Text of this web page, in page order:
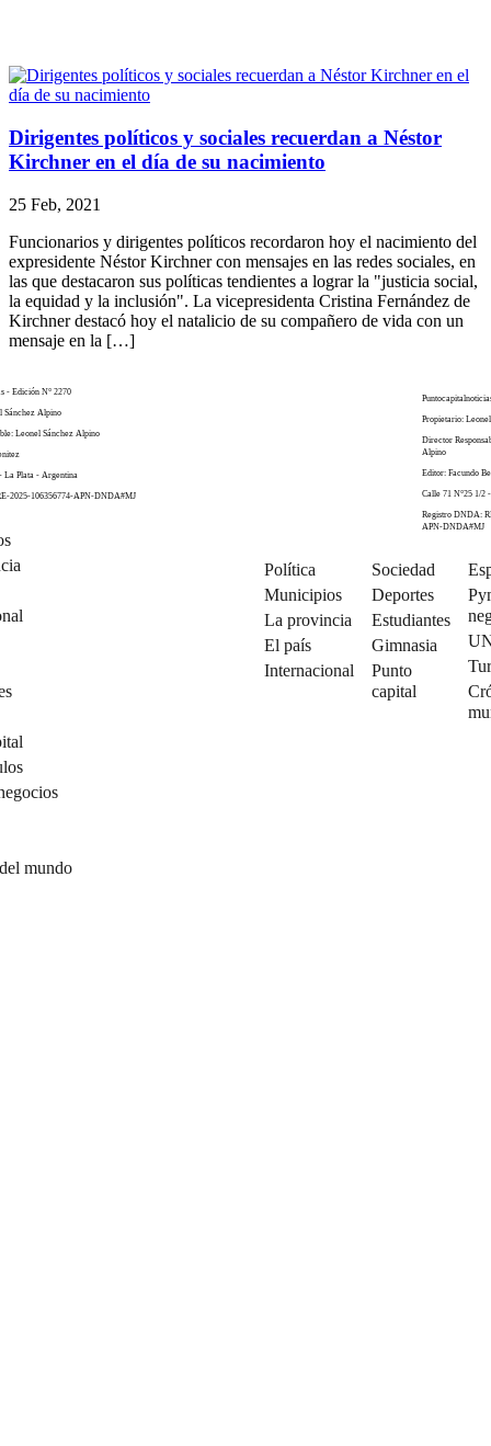
Dirigentes políticos y sociales recuerdan a Néstor
Kirchner en el día de su nacimiento
25 Feb, 2021
Funcionarios y dirigentes políticos recordaron hoy el nacimiento del
expresidente Néstor Kirchner con mensajes en las redes sociales, en
las que destacaron sus políticas tendientes a lograr la "justicia social,
la equidad y la inclusión". La vicepresidenta Cristina Fernández de
Kirchner destacó hoy el natalicio de su compañero de vida con un
mensaje en la […]
- Edición N° 2270
Sánchez Alpino
Leonel Sánchez Alpino
La Plata - Argentina
2025-106356774-APN-DNDA#MJ
mundo
Propietario:
Director
Alpino
Editor: Facundo
Calle 71 N°25 1/2
Registro DNDA:
APN-DNDA#MJ
Política
Municipios
La provincia
El país
Internacional
Sociedad
Deportes
Estudiantes
Gimnasia
Punto
capital